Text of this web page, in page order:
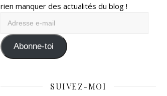
rien manquer des actualités du blog !
mail Abonne-toi
SUIVEZ-MOI